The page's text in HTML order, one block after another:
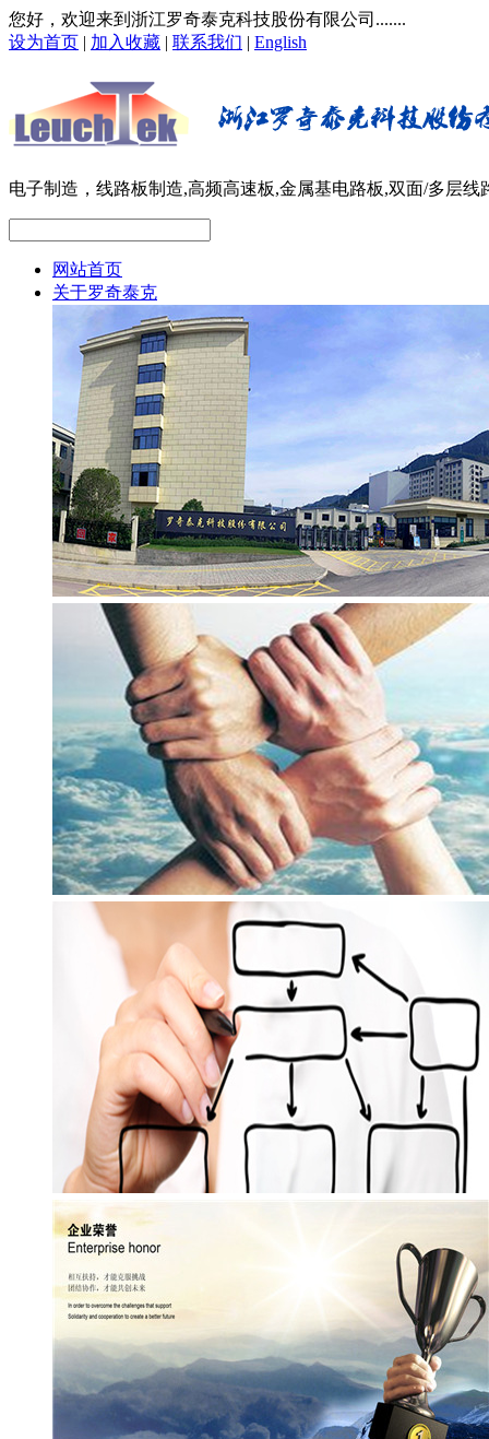
您好，欢迎来到浙江罗奇泰克科技股份有限公司.......
设为首页 | 加入收藏 | 联系我们 | English
电子制造，线路板制造,高频高速板,金属基电路板,双面/多层线
网站首页
关于罗奇泰克